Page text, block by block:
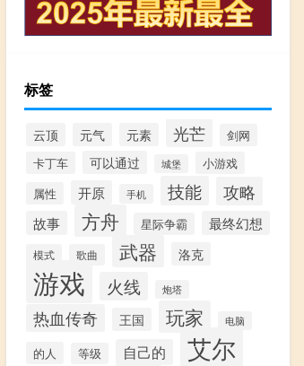
标签
云顶 元气 元素 光芒
剑网
卡丁车
可以通过 城堡
小游戏
属性
开原 手机 技能 攻略
故事 方舟 星际争霸 最终幻想
模式 歌曲 武器 洛克
游戏 火线 炮塔
热血传奇 王国 玩家 电脑
的人 等级 自己的 艾尔